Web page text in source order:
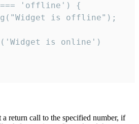
'offline') {
is offline");
is online')
return call to the specified number, if